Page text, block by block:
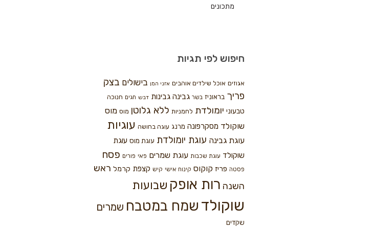
מתכונים
חיפוש לפי תגיות
אגוזים אוכל שילדים אוהבים אזני המן בישולים בצק
פריך בראוניז בשר גבינה גבינות דבש חגים חנוכה
טבעוני יומולדת לחמניות ללא גלוטן מוס מוס
שוקולד מסקרפונה מרנג עוגה בחושה עוגיות
עוגת גבינה עוגת יומולדת עוגת מוס עוגת
שוקולד עוגת שכבות עוגת שמרים פאי פורים פסח
פסטה פריז קוקוס קינוח אישי קיש קצפת קרמל ראש
השנה רות אופק שבועות
שוקולד שמח במטבח שמרים
שקדים